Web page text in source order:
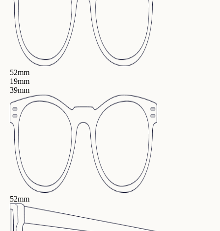
52mm
19mm
39mm
52mm